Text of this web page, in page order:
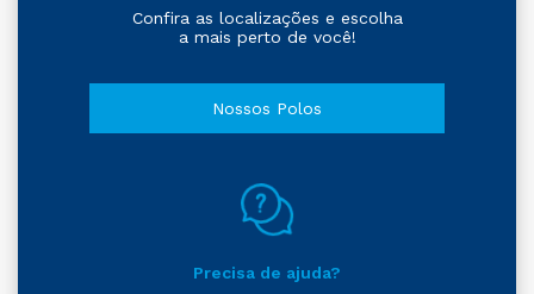
Confira as localizações e escolha
a mais perto de você!
Nossos Polos
Precisa de ajuda?